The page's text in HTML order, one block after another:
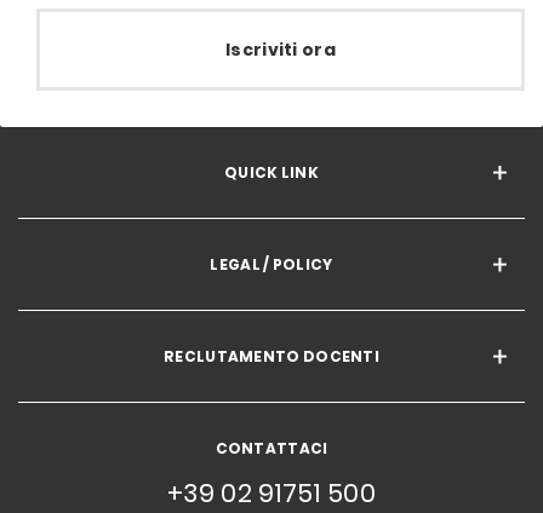
Iscriviti ora
QUICK LINK
LEGAL / POLICY
RECLUTAMENTO DOCENTI
CONTATTACI
+39 02 91751 500